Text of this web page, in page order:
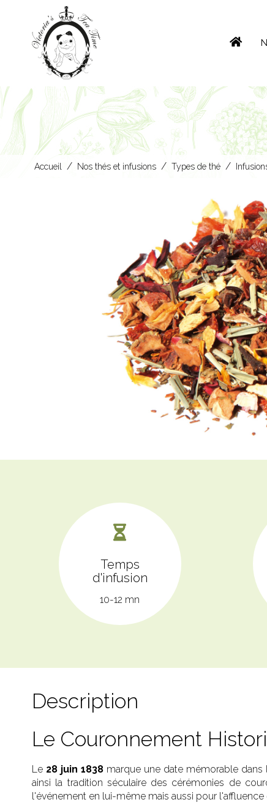
Accueil / Nos thés et infusions / Types de thé /
Temps
d'infusion
10-12 mn
Description
Le Couronnement
Le 28 juin 1838marque une date mémorable dans
ainsi la tradition séculaire des cérémonies de
l'événement en lui-même mais aussi pour